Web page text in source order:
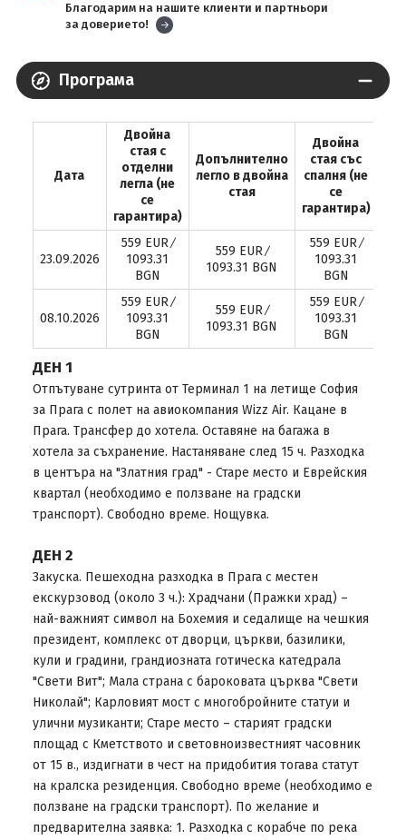
Благодарим на нашите клиенти и партньори
за доверието!
Програма
Дата
Двойна
стая с
отделни
легла (не
се
гарантира)
Допълнително
легло в двойна
стая
Двойна
стая със
спалня (не
се
гарантира)
23.09.2026
559 EUR ∕
1093.31
BGN
559 EUR ∕
1093.31 BGN
559 EUR ∕
1093.31
BGN
08.10.2026
559 EUR ∕
1093.31
BGN
559 EUR ∕
1093.31 BGN
559 EUR ∕
1093.31
BGN
ДЕН 1
Отпътуване сутринта от Терминал 1 на летище София
за Прага с полет на авиокомпания Wizz Air. Кацане в
Прага. Трансфер до хотела. Оставяне на багажа в
хотела за съхранение. Настаняване след 15 ч. Разходка
в центъра на "Златния град" - Старе место и Еврейския
квартал (необходимо е ползване на градски
транспорт). Свободно време. Нощувка.
ДЕН 2
Закуска. Пешеходна разходка в Прага с местен
екскурзовод (около 3 ч.): Храдчани (Пражки храд) –
най-важният символ на Бохемия и седалище на чешкия
президент, комплекс от дворци, църкви, базилики,
кули и градини, грандиозната готическа катедралa
"Свети Вит"; Мала страна с бароковата църква "Свети
Николай"; Карловият мост с многобройните статуи и
улични музиканти; Старе место – старият градски
площад с Кметството и световноизвестният часовник
от 15 в., издигнати в чест на придобития тогава статут
на кралска резиденция. Свободно време (необходимо е
ползване на градски транспорт). По желание и
предварителна заявка: 1. Разходка с корабче по река